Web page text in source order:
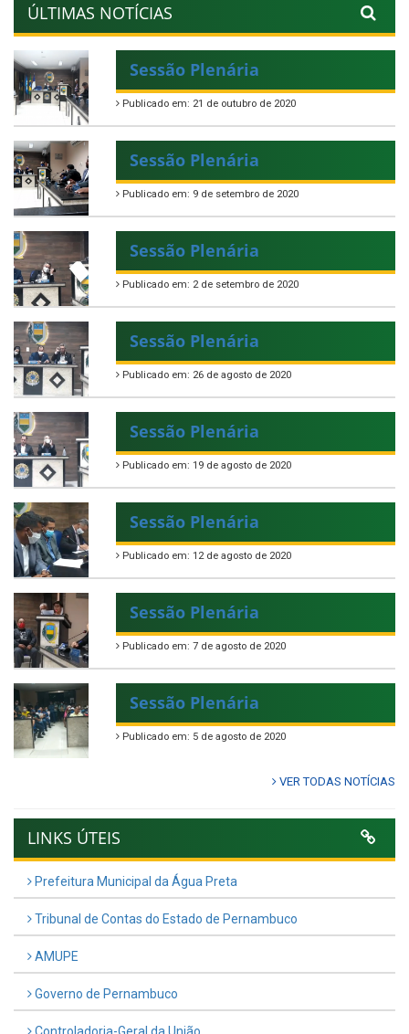
ÚLTIMAS NOTÍCIAS
Sessão Plenária
Publicado em: 21 de outubro de 2020
Sessão Plenária
Publicado em: 9 de setembro de 2020
Sessão Plenária
Publicado em: 2 de setembro de 2020
Sessão Plenária
Publicado em: 26 de agosto de 2020
Sessão Plenária
Publicado em: 19 de agosto de 2020
Sessão Plenária
Publicado em: 12 de agosto de 2020
Sessão Plenária
Publicado em: 7 de agosto de 2020
Sessão Plenária
Publicado em: 5 de agosto de 2020
VER TODAS NOTÍCIAS
LINKS ÚTEIS
Prefeitura Municipal da Água Preta
Tribunal de Contas do Estado de Pernambuco
AMUPE
Governo de Pernambuco